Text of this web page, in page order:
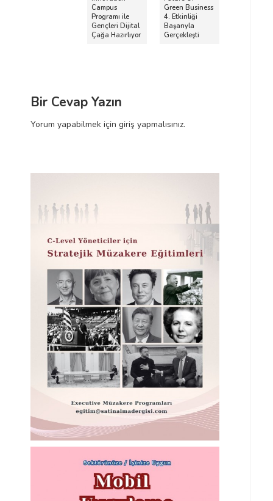
d
ş
m
e
Campus
Programı ile
Gençleri Dijital
Çağa Hazırlıyor
n
a
Green Business
4. Etkinliği
Başarıyla
Gerçekleşti
Bir Cevap Yazın
Yorum yapabilmek için giriş yapmalısınız.